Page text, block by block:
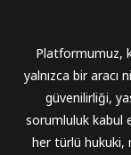
Platformumuz,
yalnızca bir
güvenilirliği,
sorumluluk kabul
her türlü hukuki,